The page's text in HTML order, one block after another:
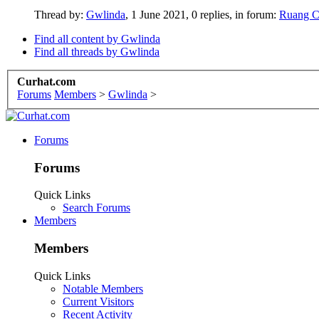
Thread by: Gwlinda, 1 June 2021, 0 replies, in forum: Ruang
Find all content by Gwlinda
Find all threads by Gwlinda
Curhat.com
Forums Members > Gwlinda >
Forums
Forums
Quick Links
Search Forums
Members
Members
Quick Links
Notable Members
Current Visitors
Recent Activity